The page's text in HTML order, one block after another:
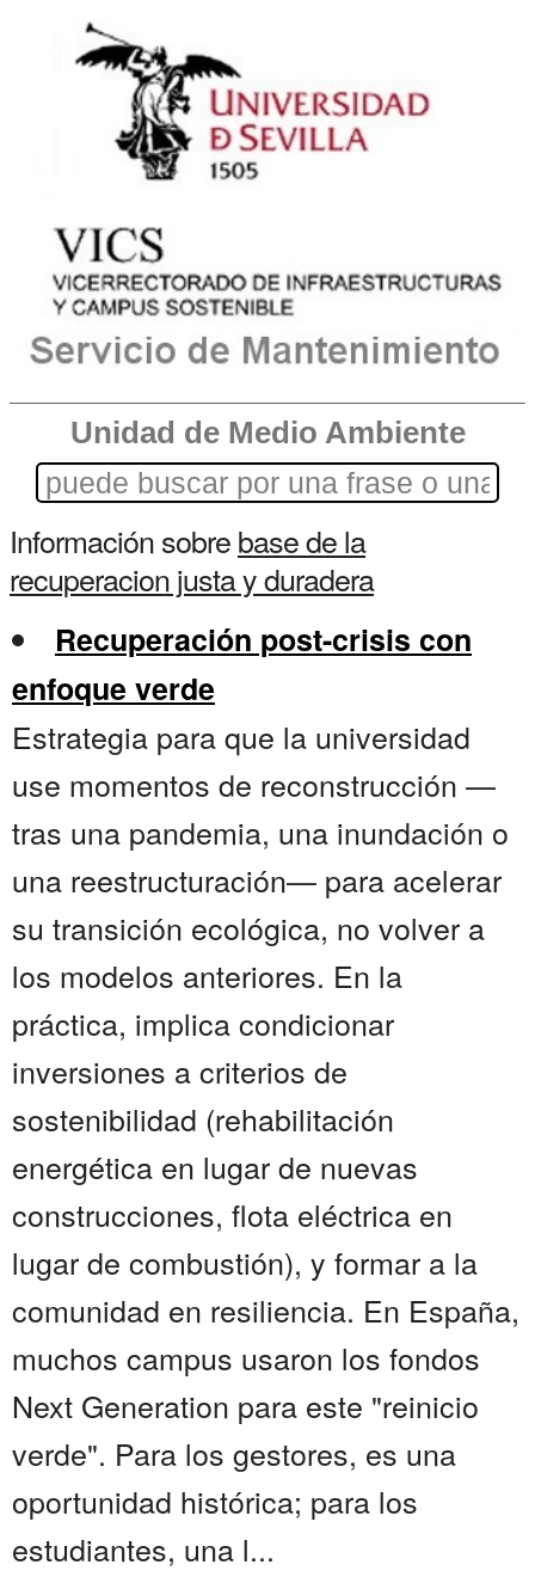
Unidad de Medio Ambiente
Información sobrebase de la
recuperacion justa y duradera
Recuperación post-crisis con
enfoque verde
Estrategia para que la universidad
use momentos de reconstrucción —
tras una pandemia, una inundación o
una reestructuración— para acelerar
su transición ecológica, no volver a
los modelos anteriores. En la
práctica, implica condicionar
inversiones a criterios de
sostenibilidad (rehabilitación
energética en lugar de nuevas
construcciones, flota eléctrica en
lugar de combustión), y formar a la
comunidad en resiliencia. En España,
muchos campus usaron los fondos
Next Generation para este "reinicio
verde". Para los gestores, es una
oportunidad histórica; para los
estudiantes, una l...